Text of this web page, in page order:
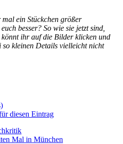
ein Stückchen größer
besser? So wie sie jetzt sind,
ihr auf die Bilder klicken und
so kleinen Details vielleicht nicht
diesen Eintrag
Mal in München